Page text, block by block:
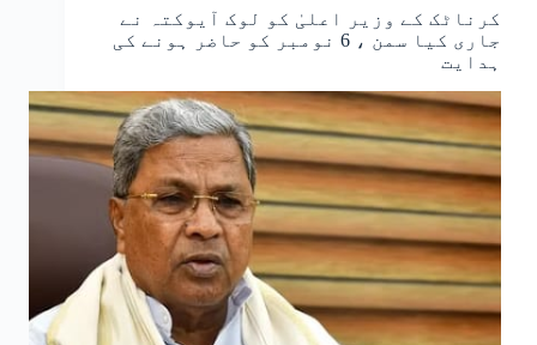
کرناٹک کے وزیر اعلیٰ کو لوک آیوکتہ نے
جاری کیا سمن ، 6 نومبر کو حاضر ہونے کی
ہدایت